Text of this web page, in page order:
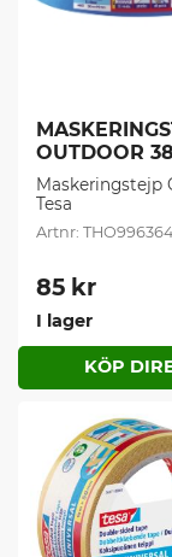
OUTDOOR
50M (1 st/frp)
Maskeringstejp
Tesa
THO996364
85 kr
I lager